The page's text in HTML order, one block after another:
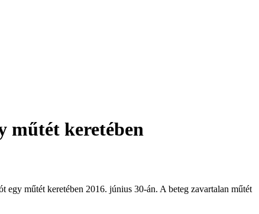
műtét keretében
egy műtét keretében 2016. június 30-án. A beteg zavartalan műtét